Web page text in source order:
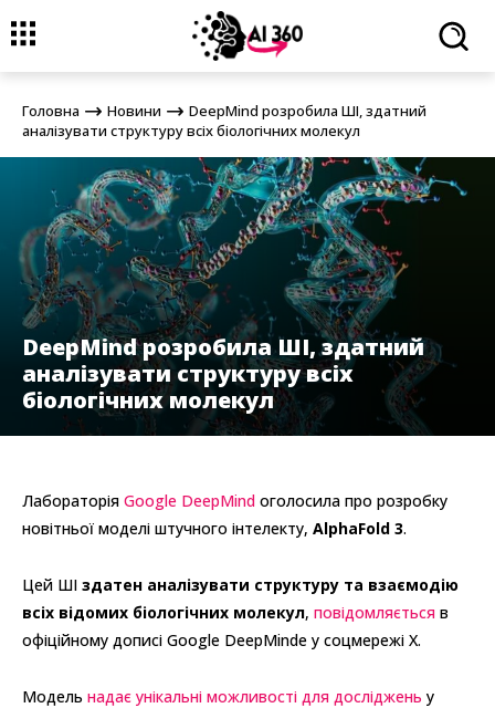
Головна
DeepMind розробила ШІ, здатний аналізувати
структуру всіх біологічних молекул
Головна Новини
DeepMind розробила ШІ, здатний
аналізувати структуру всіх біологічних молекул
DeepMind розробила ШІ, здатний
аналізувати структуру всіх
біологічних молекул
Лабораторія Google DeepMind оголосила про розробку
новітньої моделі штучного інтелекту, AlphaFold 3.
Цей ШІ здатен аналізувати структуру та взаємодію
всіх відомих біологічних молекул, повідомляється в
офіційному дописі Google DeepMinde у соцмережі X.
Модель надає унікальні можливості для досліджень у